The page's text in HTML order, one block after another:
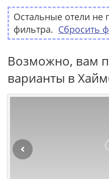
Остальные отели не
фильтра. Сбросить
Возможно, вам
варианты в